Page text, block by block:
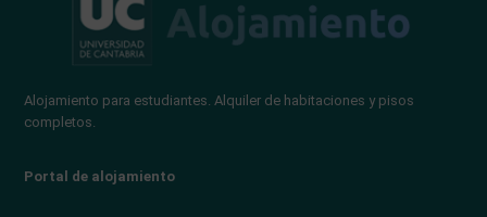
Alojamiento para estudiantes. Alquiler de habitaciones y pisos
completos.
Portal de alojamiento